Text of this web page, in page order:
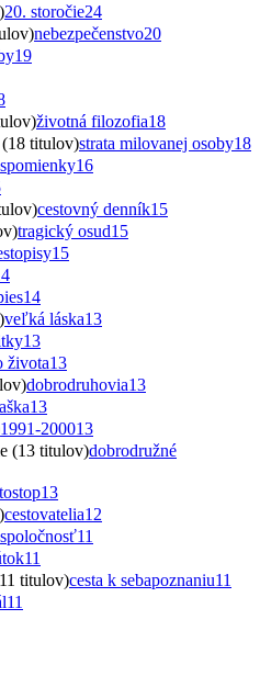
20. storočie24
nebezpečenstvo20
19
životná filozofia18
(18 titulov)strata milovanej osoby18
spomienky16
cestovný denník15
tragický osud15
15
14
veľká láska13
13
života13
dobrodruhovia13
13
1991-200013
(13 titulov)dobrodružné
13
cestovatelia12
spoločnosť11
11
titulov)cesta k sebapoznaniu11
11